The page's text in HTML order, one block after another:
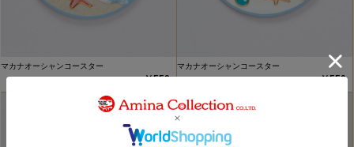
マカナオーシャンコースター
￥550
マカナオーシャンコースター
￥550